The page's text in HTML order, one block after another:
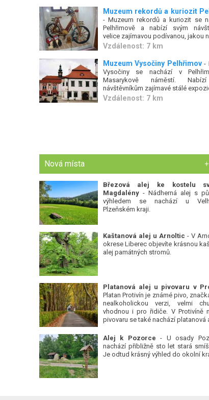
Muzeum rekordů a kuriozit
- Muzeum rekordů a kuriozit se
Pelhřimově a nabízí svým
velice zajímavou podívanou, jakou
Vzdálenost: 7 km
Muzeum Vysočiny Pelhřimov-
Vysočiny se nachází v
Masarykově náměstí.
návštěvníkům zajímavé stálé
Vzdálenost: 7 km
Nová místa
Březová alej ke kostelu
Magdalény- Nádherná alej s
výhledem se nachází u
Plzeňském kraji.
Kaštanová alej u Arnoltic - V
okrese Liberec objevíte krásnou
alej památných stromů.
Platan Protivín je známé pivo,
nealkoholickou verzi, velmi
vhodnou i pro řidiče. V Protivíně
pivovaru se také nachází platanová
Alej k Pozorce - U osady
nachází přibližně sto let stará
Je odtud krásný výhled do okolní